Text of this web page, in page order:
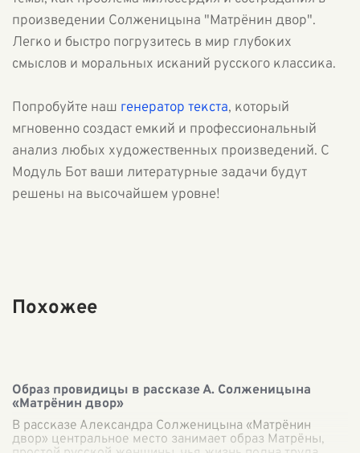
произведении Солженицына "Матрёнин двор".
Легко и быстро погрузитесь в мир глубоких
смыслов и моральных исканий русского классика.
Попробуйте наш генератор текста, который
мгновенно создаст емкий и профессиональный
анализ любых художественных произведений. С
Модуль Бот ваши литературные задачи будут
решены на высочайшем уровне!
Похожее
Образ провидицы в рассказе А. Солженицына
«Матрёнин двор»
В рассказе Александра Солженицына «Матрёнин
двор» центральное место занимает образ Матрёны,